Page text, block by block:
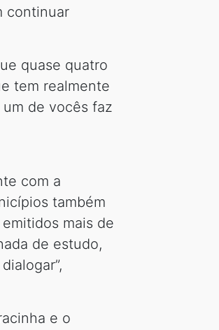
continuar
quase quatro
tem realmente
de vocês faz
com a
também
mais de
de estudo,
e o